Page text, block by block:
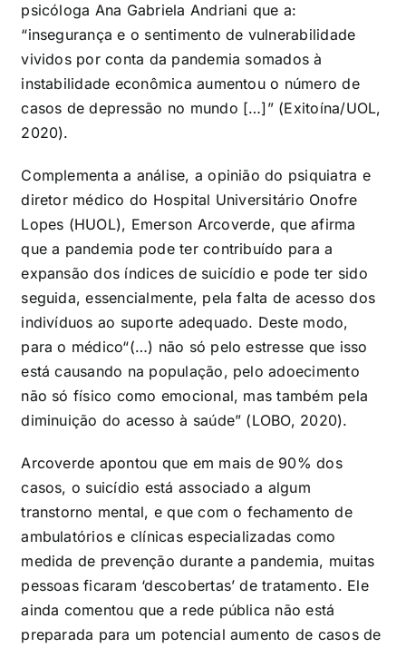
psicóloga Ana Gabriela Andriani que a:
“insegurança e o sentimento de vulnerabilidade
vividos por conta da pandemia somados à
instabilidade econômica aumentou o número de
casos de depressão no mundo […]” (Exitoína/UOL,
2020).
Complementa a análise, a opinião do psiquiatra e
diretor médico do Hospital Universitário Onofre
Lopes (HUOL), Emerson Arcoverde, que afirma
que a pandemia pode ter contribuído para a
expansão dos índices de suicídio e pode ter sido
seguida, essencialmente, pela falta de acesso dos
indivíduos ao suporte adequado. Deste modo,
para o médico“(…) não só pelo estresse que isso
está causando na população, pelo adoecimento
não só físico como emocional, mas também pela
diminuição do acesso à saúde” (LOBO, 2020).
Arcoverde apontou que em mais de 90% dos
casos, o suicídio está associado a algum
transtorno mental, e que com o fechamento de
ambulatórios e clínicas especializadas como
medida de prevenção durante a pandemia, muitas
pessoas ficaram ‘descobertas’ de tratamento. Ele
ainda comentou que a rede pública não está
preparada para um potencial aumento de casos de